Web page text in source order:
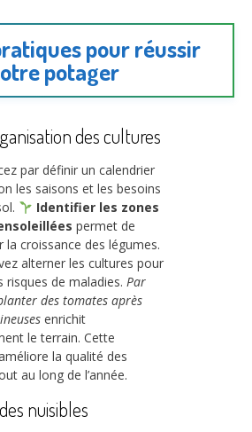
pour réussir
potager
des cultures
par définir un calendrier
les saisons et les besoins
Identifier les zones
permet de
la croissance des légumes.
alterner les cultures pour
risques de maladies. Par
des tomates après
enrichit
le terrain. Cette
la qualité des
au long de l’année.
nuisibles